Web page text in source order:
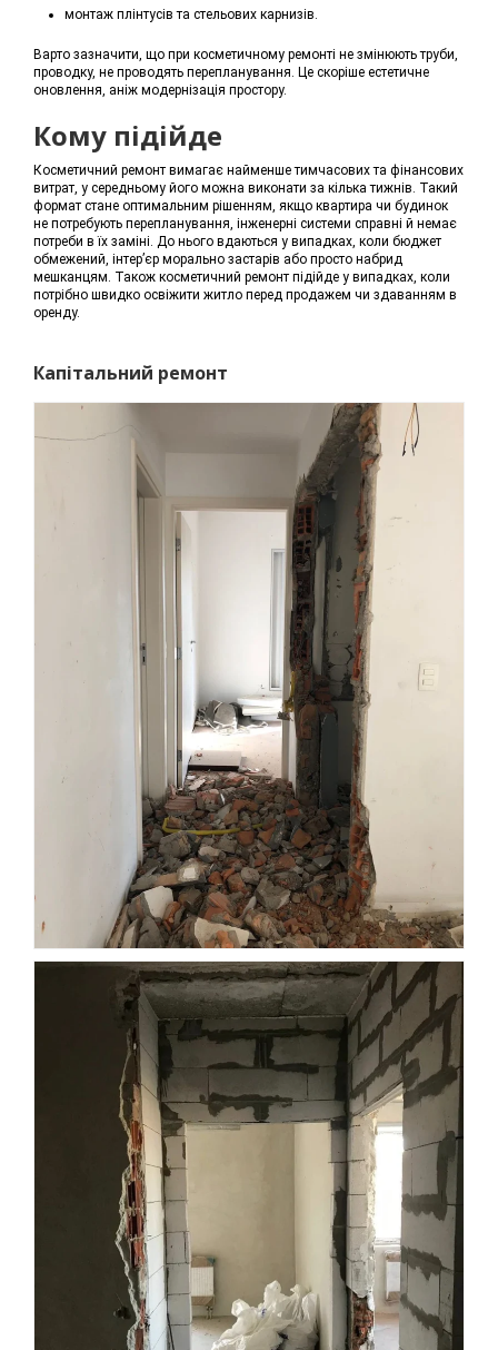
монтаж плінтусів та стельових карнизів.
Варто зазначити, що при косметичному ремонті не змінюють труби,
проводку, не проводять перепланування. Це скоріше естетичне
оновлення, аніж модернізація простору.
Кому підійде
Косметичний ремонт вимагає найменше тимчасових та фінансових
витрат, у середньому його можна виконати за кілька тижнів. Такий
формат стане оптимальним рішенням, якщо квартира чи будинок
не потребують перепланування, інженерні системи справні й немає
потреби в їх заміні. До нього вдаються у випадках, коли бюджет
обмежений, інтер’єр морально застарів або просто набрид
мешканцям. Також косметичний ремонт підійде у випадках, коли
потрібно швидко освіжити житло перед продажем чи здаванням в
оренду.
Капітальний ремонт